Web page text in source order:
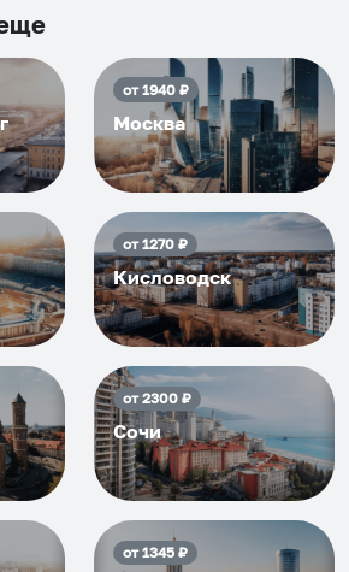
от1940₽
Москва
от1270₽
Кисловодск
от2300₽
Сочи
от1345₽